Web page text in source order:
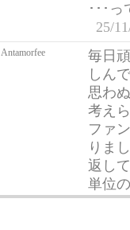
･･･
25/
Antamorfee
毎日
しん
思わ
考え
ファ
りま
返し
単位